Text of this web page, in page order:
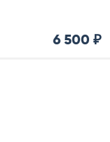
6 500 ₽